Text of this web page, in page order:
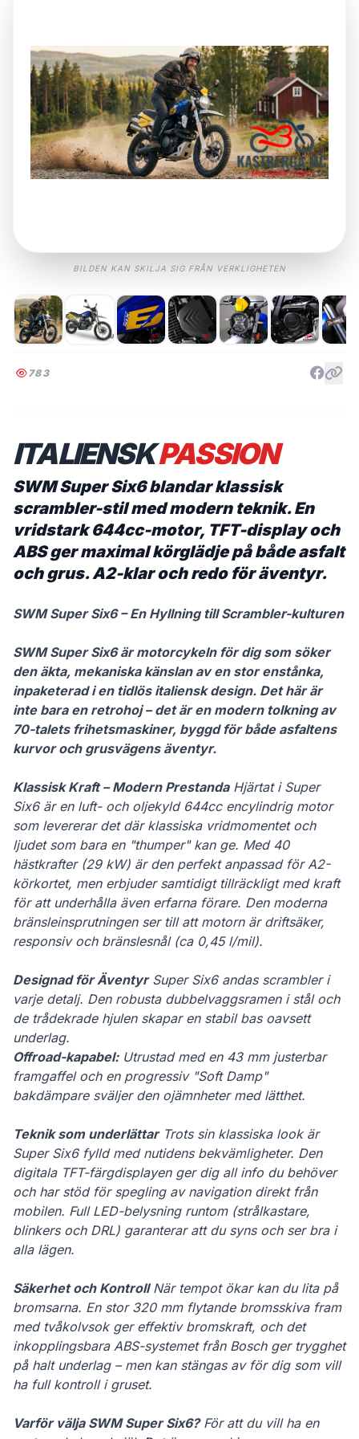
6. DINA RÄTTIGHETER
Du har rätt att när som helst begära utdrag på vilken
information vi har om dig, eller begära att dina
uppgifter raderas. Kontakta oss på
swm@kastberga.se.
GODKÄNN EJ
BILDEN KAN SKILJA SIG FRÅN VERKLIGHETEN
783
ITALIENSKPASSION
SWM Super Six6 blandar klassisk
scrambler-stil med modern teknik. En
vridstark 644cc-motor, TFT-display och
ABS ger maximal körglädje på både asfalt
och grus. A2-klar och redo för äventyr.
SWM Super Six6 – En Hyllning till Scrambler-kulturen
SWM Super Six6 är motorcykeln för dig som söker
den äkta, mekaniska känslan av en stor enstånka,
inpaketerad i en tidlös italiensk design. Det här är
inte bara en retrohoj – det är en modern tolkning av
70-talets frihetsmaskiner, byggd för både asfaltens
kurvor och grusvägens äventyr.
Klassisk Kraft – Modern PrestandaHjärtat i Super
Six6 är en luft- och oljekyld 644cc encylindrig motor
som levererar det där klassiska vridmomentet och
ljudet som bara en "thumper" kan ge. Med 40
hästkrafter (29 kW) är den perfekt anpassad för A2-
körkortet, men erbjuder samtidigt tillräckligt med kraft
för att underhålla även erfarna förare. Den moderna
bränsleinsprutningen ser till att motorn är driftsäker,
responsiv och bränslesnål (ca 0,45 l/mil).
Designad för ÄventyrSuper Six6 andas scrambler i
varje detalj. Den robusta dubbelvaggsramen i stål och
de trådekrade hjulen skapar en stabil bas oavsett
underlag.
Offroad-kapabel:Utrustad med en 43 mm justerbar
framgaffel och en progressiv "Soft Damp"
bakdämpare sväljer den ojämnheter med lätthet.
Teknik som underlättarTrots sin klassiska look är
Super Six6 fylld med nutidens bekvämligheter. Den
digitala TFT-färgdisplayen ger dig all info du behöver
och har stöd för spegling av navigation direkt från
mobilen. Full LED-belysning runtom (strålkastare,
blinkers och DRL) garanterar att du syns och ser bra i
alla lägen.
Säkerhet och KontrollNär tempot ökar kan du lita på
bromsarna. En stor 320 mm flytande bromsskiva fram
med tvåkolvsok ger effektiv bromskraft, och det
inkopplingsbara ABS-systemet från Bosch ger trygghet
på halt underlag – men kan stängas av för dig som vill
ha full kontroll i gruset.
Varför välja SWM Super Six6?För att du vill ha en